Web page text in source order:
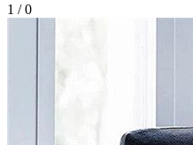
1 / 0